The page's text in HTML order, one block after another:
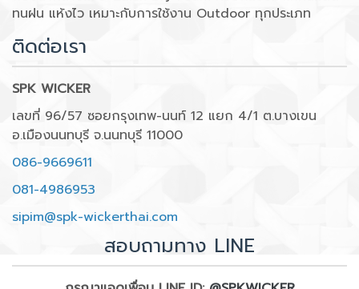
ทนฝน แห้งไว เหมาะกับการใช้งาน Outdoor ทุกประเภท
ติดต่อเรา
SPK WICKER
เลขที่ 96/57 ซอยกรุงเทพ-นนท์ 12 แยก 4/1 ต.บางเขน
อ.เมืองนนทบุรี จ.นนทบุรี 11000
086-9669611
081-4986953
sipim@spk-wickerthai.com
สอบถามทาง LINE